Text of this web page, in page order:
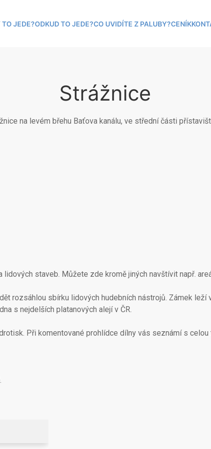
TO JEDE?ODKUD TO JEDE?CO UVIDÍTE Z PALUBY?CENÍK
Strážnice
na levém břehu Baťova kanálu, ve střední části
staveb. Můžete zde kromě jiných navštívit např.
rozsáhlou sbírku lidových hudebních nástrojů. Zámek
s nejdelších platanových alejí v ČR.
Při komentované prohlídce dílny vás seznámí s